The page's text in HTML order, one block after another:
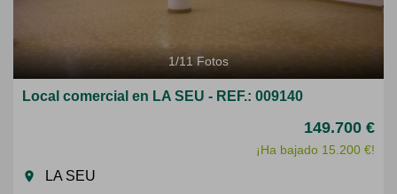
1/11 Fotos
Local comercial en LA SEU - REF.: 009140
149.700 €
¡Ha bajado 15.200 €!
room
LA SEU